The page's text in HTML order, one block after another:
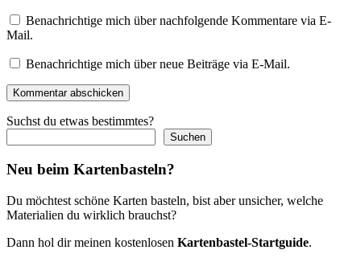
Benachrichtige mich über nachfolgende Kommentare via E-
Mail.
Benachrichtige mich über neue Beiträge via E-Mail.
Kommentar abschicken
Suchst du etwas bestimmtes?
Suchen
Neu beim Kartenbasteln?
Du möchtest schöne Karten basteln, bist aber unsicher, welche
Materialien du wirklich brauchst?
Dann hol dir meinen kostenlosen Kartenbastel-Startguide.